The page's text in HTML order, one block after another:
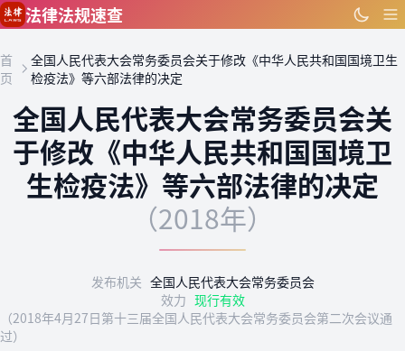
跳到主要内容
法律法规速查
首
页
全国人民代表大会常务委员会关于修改《中华人民共和国国境卫生
检疫法》等六部法律的决定
全国人民代表大会常务委员会关
于修改《中华人民共和国国境卫
生检疫法》等六部法律的决定
（2018年）
发布机关 全国人民代表大会常务委员会
效力 现行有效
（2018年4月27日第十三届全国人民代表大会常务委员会第二次会议通
过）